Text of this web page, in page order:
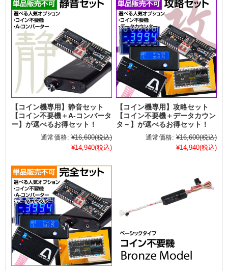
【コイン機専用】静音セット
【コイン不要機＋A-コンバータ
ー】が選べるお得セット！
通常価格: ¥16,600(税込)
¥14,940(税込)
【コイン機専用】攻略セット
【コイン不要機＋データカウン
タ－】が選べるお得セット！
通常価格: ¥16,600(税込)
¥14,940(税込)